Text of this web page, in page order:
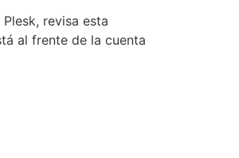
revisa esta
al frente de la cuenta